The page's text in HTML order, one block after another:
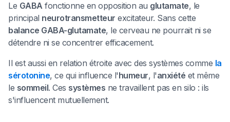
Le GABAfonctionne en opposition au glutamate, le
principal neurotransmetteur excitateur. Sans cette
balance GABA-glutamate, le cerveau ne pourrait ni se
détendre ni se concentrer efficacement.
Il est aussi en relation étroite avec des systèmes comme la
sérotonine, ce qui influence l'humeur, l'anxiété et même
le sommeil. Ces systèmes ne travaillent pas en silo : ils
s'influencent mutuellement.